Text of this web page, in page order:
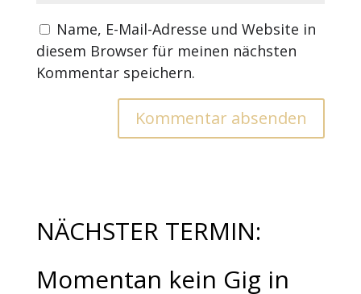
Name, E-Mail-Adresse und Website in
diesem Browser für meinen nächsten
Kommentar speichern.
NÄCHSTER TERMIN:
Momentan kein Gig in